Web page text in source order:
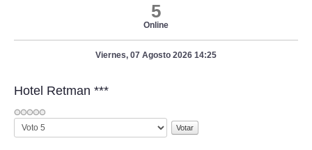
5
Online
Viernes, 07 Agosto 2026 14:25
Hotel Retman ***
Por
favor,